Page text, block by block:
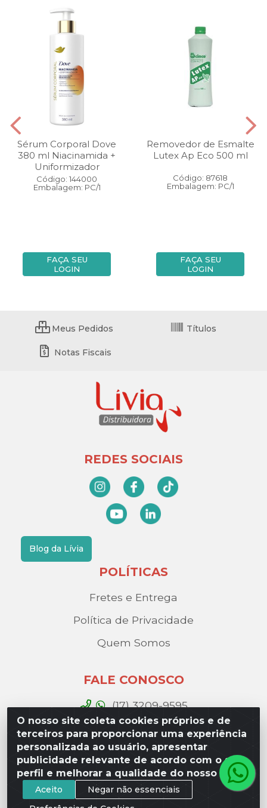
Sérum Corporal Dove
380 ml Niacinamida +
Uniformizador
Código: 144000
Embalagem: PC/1
FAÇA SEU
LOGIN
Removedor de Esmalte
Lutex Ap Eco 500 ml
Código: 87618
Embalagem: PC/1
FAÇA SEU
LOGIN
O nosso site coleta cookies próprios e de
terceiros para proporcionar uma experiência
personalizada ao usuário, apresentar
publicidade relevante de acordo com o seu
perfil e melhorar a qualidade do nosso site.
Aceito
Negar não essenciais
Meus Pedidos Títulos
Notas Fiscais
REDES SOCIAIS
Blog da Lívia
POLÍTICAS
Fretes e Entrega
Política de Privacidade
Quem Somos
FALE CONOSCO
(17) 3209-9595
contato@liviadistribuidora.com.br
BAIXE NOSSO APP